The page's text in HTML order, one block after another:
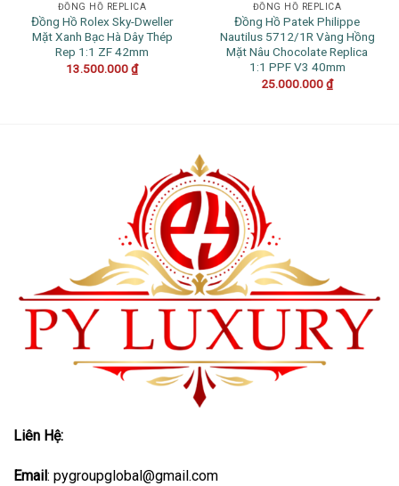
ĐỒNG HỒ REPLICA
Đồng Hồ Rolex Sky-Dweller
Mặt Xanh Bạc Hà Dây Thép
Rep 1:1 ZF 42mm
13.500.000₫
ĐỒNG HỒ REPLICA
Đồng Hồ Patek Philippe
Nautilus 5712/1R Vàng Hồng
Mặt Nâu Chocolate Replica
1:1 PPF V3 40mm
25.000.000₫
Liên Hệ:
Email : pygroupglobal@gmail.com